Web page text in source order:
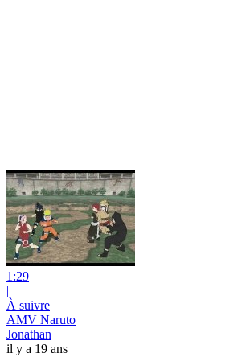
1:29
|
À suivre
AMV Naruto
Jonathan
il y a 19 ans